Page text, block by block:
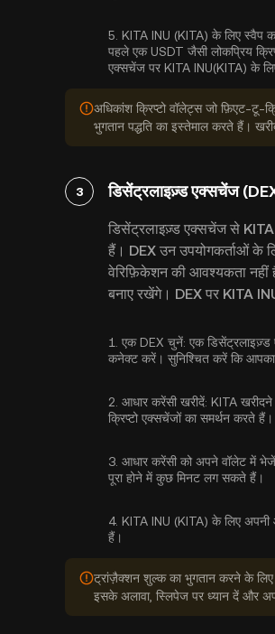
5. KITA INU (KITA) के लिए स्वैप
पहले एक USDT जैसी लोकप्रिय
एक्सचेंज पर KITA INU(KITA) के
अधिकांश क्रिप्टो वॉलेट्स जो फ़िएट-टू-
भुगतान पद्धति का इस्तेमाल करते हैं।
3 डिसेंट्रलाइज़्ड एक्सचेंज
डिसेंट्रलाइज़्ड एक्सचेंज से
हैं। DEX उन उपयोगकर्ताओं के
वेरिफ़िकेशन की आवश्यकता नहीं
बनाए रखेंगे। DEX पर KITA
1. एक DEX चुनें: एक
कनेक्ट करें। सुनिश्चित करें कि
2. आधार करेंसी खरीदें: KITA
क्रिप्टो एक्सचेंजों का समर्थन करते
3. आधार करेंसी को अपने वॉलेट में
पूरा होने में कुछ मिनट लग सकते हैं।
4. KITA INU (KITA) के लिए अपनी
हैं।
ट्रांज़ैक्शन शुल्क का भुगतान करने के लिए
इसके अलावा, स्लिपेज पर ध्यान दें और